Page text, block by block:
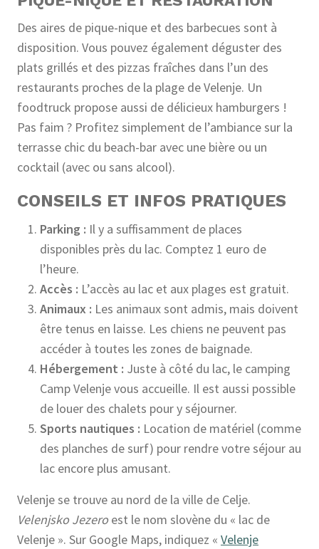
Des aires de pique-nique et des barbecues sont à
disposition. Vous pouvez également déguster des
plats grillés et des pizzas fraîches dans l’un des
restaurants proches de la plage de Velenje. Un
foodtruck propose aussi de délicieux hamburgers !
Pas faim ? Profitez simplement de l’ambiance sur la
terrasse chic du beach-bar avec une bière ou un
cocktail (avec ou sans alcool).
CONSEILS ET INFOS PRATIQUES
Parking : Il y a suffisamment de places
disponibles près du lac. Comptez 1 euro de
l’heure.
Accès : L’accès au lac et aux plages est gratuit.
Animaux : Les animaux sont admis, mais doivent
être tenus en laisse. Les chiens ne peuvent pas
accéder à toutes les zones de baignade.
Hébergement : Juste à côté du lac, le camping
Camp Velenje vous accueille. Il est aussi possible
de louer des chalets pour y séjourner.
Sports nautiques : Location de matériel (comme
des planches de surf) pour rendre votre séjour au
lac encore plus amusant.
Velenje se trouve au nord de la ville de Celje.
Velenjsko Jezeroest le nom slovène du « lac de
Velenje ». Sur Google Maps, indiquez « Velenje